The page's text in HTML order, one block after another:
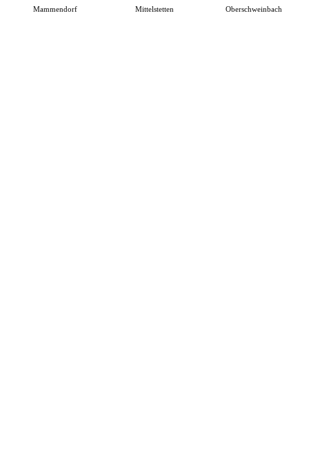
Mammendorf Mittelstetten Oberschweinbach